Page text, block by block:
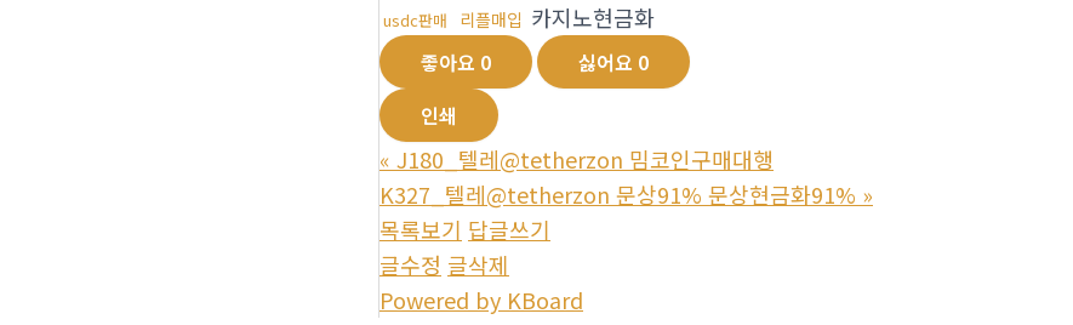
usdc판매 리플매입 카지노현금화
좋아요 0 싫어요 0
인쇄
« J180_텔레@tetherzon 밈코인구매대행
K327_텔레@tetherzon 문상91% 문상현금화91% »
목록보기 답글쓰기
글수정 글삭제
Powered by KBoard